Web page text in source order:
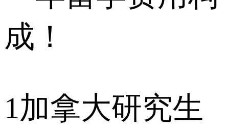
1加拿大研究生